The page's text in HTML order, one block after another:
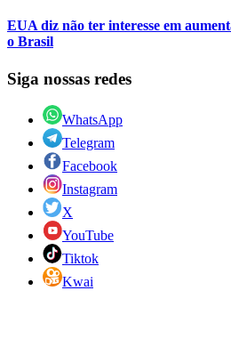
EUA diz não ter interesse em
o Brasil
Siga nossas redes
WhatsApp
Telegram
Facebook
Instagram
X
YouTube
Tiktok
Kwai